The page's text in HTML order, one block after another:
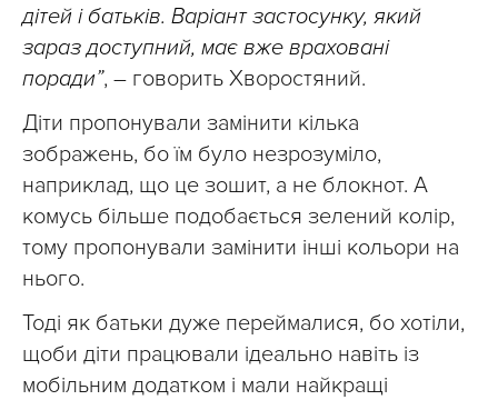
дітей і батьків. Варіант застосунку, який
зараз доступний, має вже враховані
поради”, – говорить Хворостяний.
Діти пропонували замінити кілька
зображень, бо їм було незрозуміло,
наприклад, що це зошит, а не блокнот. А
комусь більше подобається зелений колір,
тому пропонували замінити інші кольори на
нього.
Тоді як батьки дуже переймалися, бо хотіли,
щоби діти працювали ідеально навіть із
мобільним додатком і мали найкращі